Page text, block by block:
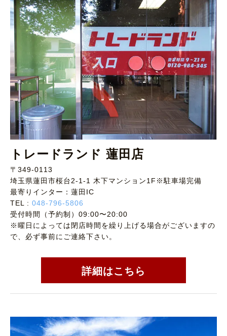
トレードランド 蓮田店
〒349-0113
埼玉県蓮田市桜台2-1-1 木下マンション1F※駐車場完備
最寄りインター：蓮田IC
TEL : 048-796-5806
受付時間（予約制）09:00〜20:00
※曜日によっては閉店時間を繰り上げる場合がございますの
で、必ず事前にご連絡下さい。
詳細はこちら